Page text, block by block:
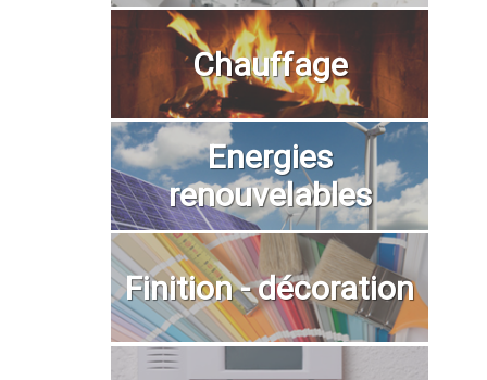
Chauffage
Energies
renouvelables
Finition - décoration